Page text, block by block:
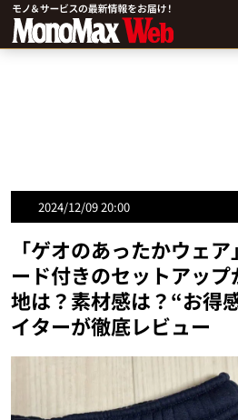
2024/12/09 20:00
「ゲオのあったかウェ
ード付きのセットアッ
地は？素材感は？“お得
イターが徹底レビュー